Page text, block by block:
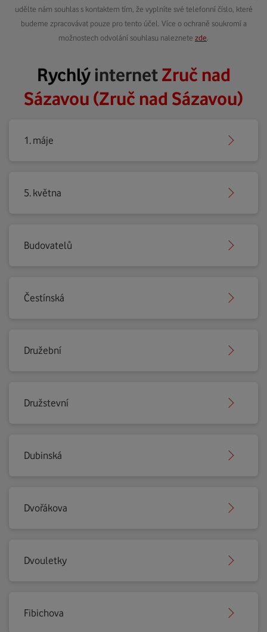
udělte nám souhlas s kontaktem tím, že vyplníte své telefonní číslo, které
budeme zpracovávat pouze pro tento účel. Více o ochraně soukromí a
možnostech odvolání souhlasu naleznete zde
RychlýinternetZruč nad
Sázavou (Zruč nad Sázavou)
1. máje
5. května
Budovatelů
Čestínská
Družební
Družstevní
Dubinská
Dvořákova
Dvouletky
Fibichova